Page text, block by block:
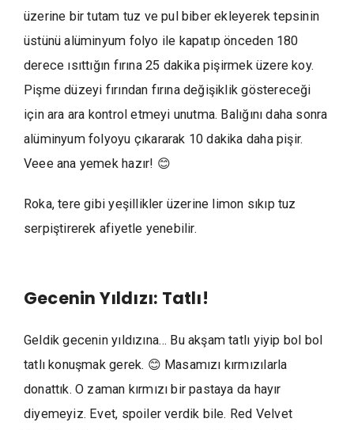
üzerine bir tutam tuz ve pul biber ekleyerek tepsinin
üstünü alüminyum folyo ile kapatıp önceden 180
derece ısıttığın fırına 25 dakika pişirmek üzere koy.
Pişme düzeyi fırından fırına değişiklik göstereceği
için ara ara kontrol etmeyi unutma. Balığını daha sonra
alüminyum folyoyu çıkararak 10 dakika daha pişir.
Veee ana yemek hazır! 😊
Roka, tere gibi yeşillikler üzerine limon sıkıp tuz
serpiştirerek afiyetle yenebilir.
Gecenin Yıldızı: Tatlı!
Geldik gecenin yıldızına… Bu akşam tatlı yiyip bol bol
tatlı konuşmak gerek. 😊 Masamızı kırmızılarla
donattık. O zaman kırmızı bir pastaya da hayır
diyemeyiz. Evet, spoiler verdik bile. Red Velvet